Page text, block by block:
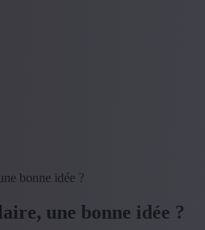
bonne idée ?
une bonne idée ?